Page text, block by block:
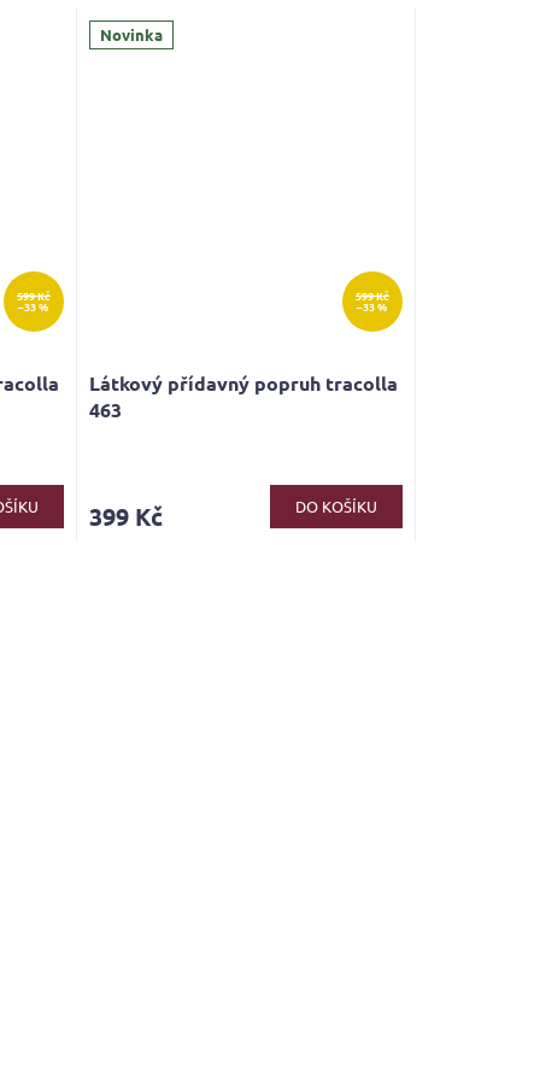
599 Kč
–33 %
Novinka
599 Kč
–33 %
Látkový přídavný popruh tracolla
463
399 Kč DO KOŠÍKU